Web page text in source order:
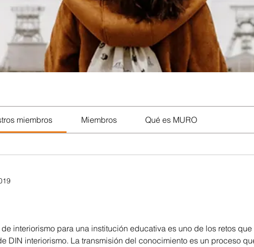
miembros Miembros Qué es MURO
interiorismo para una institución educativa es uno de los retos que
DIN interiorismo. La transmisión del conocimiento es un proceso